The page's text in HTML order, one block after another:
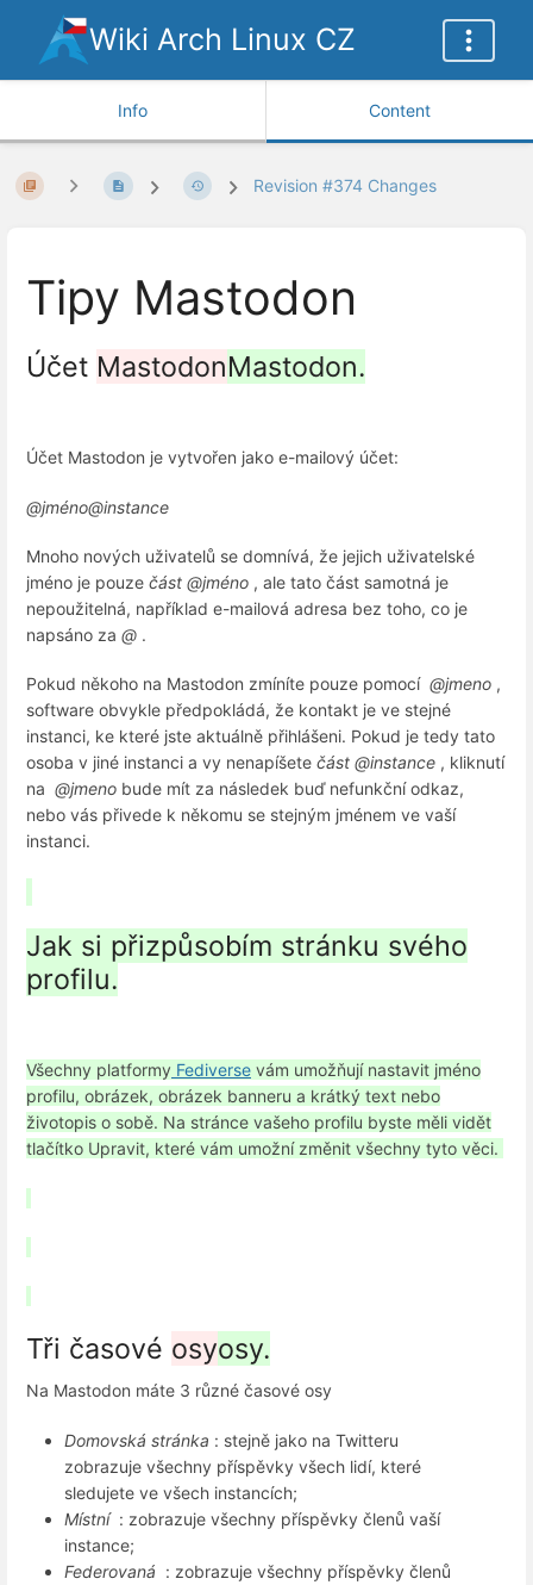
Wiki Arch Linux CZ
Info Content
Revision #374 Changes
Tipy Mastodon
Účet MastodonMastodon.
Účet Mastodon je vytvořen jako e-mailový účet:
@jméno@instance
Mnoho nových uživatelů se domnívá, že jejich uživatelské
jméno je pouze část @jméno , ale tato část samotná je
nepoužitelná, například e-mailová adresa bez toho, co je
napsáno za @ .
Pokud někoho na Mastodon zmíníte pouze pomocí @jmeno ,
software obvykle předpokládá, že kontakt je ve stejné
instanci, ke které jste aktuálně přihlášeni. Pokud je tedy tato
osoba v jiné instanci a vy nenapíšete část @instance , kliknutí
na @jmeno bude mít za následek buď nefunkční odkaz,
nebo vás přivede k někomu se stejným jménem ve vaší
instanci.
Jak si přizpůsobím stránku svého
profilu.
Všechny platformy Fediverse vám umožňují nastavit jméno
profilu, obrázek, obrázek banneru a krátký text nebo
životopis o sobě. Na stránce vašeho profilu byste měli vidět
tlačítko Upravit, které vám umožní změnit všechny tyto věci.
Tři časové osyosy.
Na Mastodon máte 3 různé časové osy
Domovská stránka : stejně jako na Twitteru
zobrazuje všechny příspěvky všech lidí, které
sledujete ve všech instancích;
Místní : zobrazuje všechny příspěvky členů vaší
instance;
Federovaná : zobrazuje všechny příspěvky členů